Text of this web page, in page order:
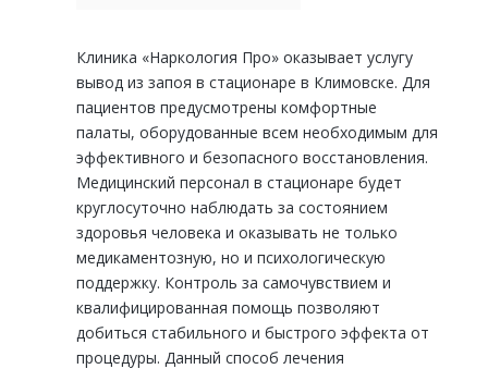
Клиника «Наркология Про» оказывает услугу
вывод из запоя в стационаре в Климовске. Для
пациентов предусмотрены комфортные
палаты, оборудованные всем необходимым для
эффективного и безопасного восстановления.
Медицинский персонал в стационаре будет
круглосуточно наблюдать за состоянием
здоровья человека и оказывать не только
медикаментозную, но и психологическую
поддержку. Контроль за самочувствием и
квалифицированная помощь позволяют
добиться стабильного и быстрого эффекта от
процедуры. Данный способ лечения